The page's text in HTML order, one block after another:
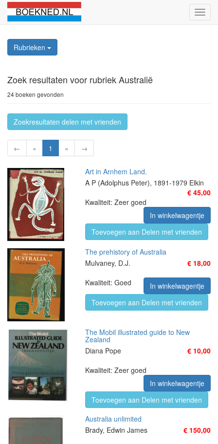
Rubrieken
Zoek resultaten voor rubriek Australië
24 boeken gevonden
Zoekresultaten delen met vrienden
← « 1 » →
Art in Arnhem Land.
A P (Adolphus Peter), 1891-1979 Elkin
€ 45,00
Kwaliteit: Zeer goed
In winkelwagentje
Toevoegen aan Delen met vrienden
The prehistory of Australia
Mulvaney, D.J.
€ 18,00
Kwaliteit: Goed
In winkelwagentje
Toevoegen aan Delen met vrienden
The Mobil illustrated guide to New
Zealand
Diana Pope
€ 10,00
Kwaliteit: Zeer goed
In winkelwagentje
Toevoegen aan Delen met vrienden
Australia unlimited
Brady, Edwin James
€ 150,00